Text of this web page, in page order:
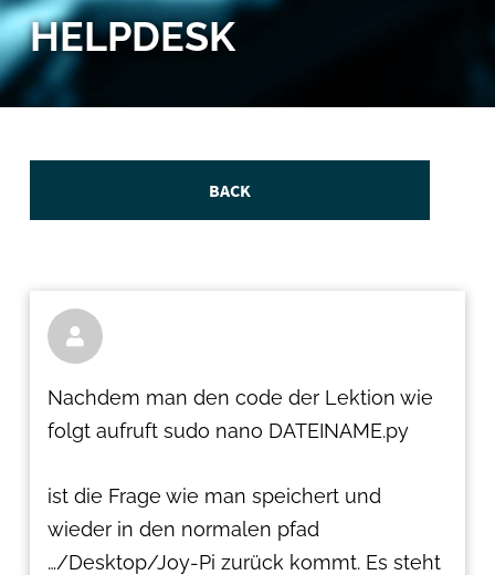
HELPDESK
BACK

Nachdem man den code der Lektion wie
folgt aufruft sudo nano DATEINAME.py
ist die Frage wie man speichert und
wieder in den normalen pfad
…/Desktop/Joy-Pi zurück kommt. Es steht